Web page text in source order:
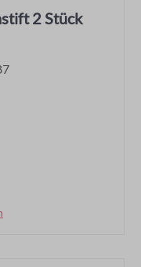
2 Stück